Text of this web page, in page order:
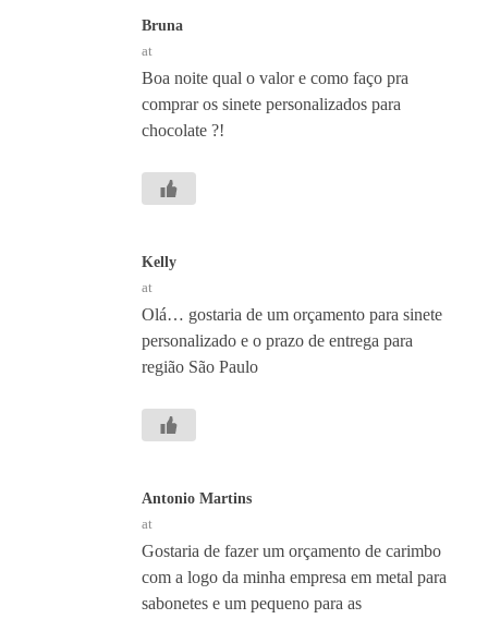
Bruna
at
Boa noite qual o valor e como faço pra
comprar os sinete personalizados para
chocolate ?!
Kelly
at
Olá… gostaria de um orçamento para sinete
personalizado e o prazo de entrega para
região São Paulo
Antonio Martins
at
Gostaria de fazer um orçamento de carimbo
com a logo da minha empresa em metal para
sabonetes e um pequeno para as